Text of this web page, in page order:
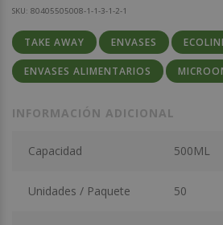
SKU: 80405505008-1-1-3-1-2-1
TAKE AWAY ENVASES
ENVASES ALIMENTARIOS
INFORMACIÓN ADICIONAL
Capacidad 500ML
Unidades / Paquete 50